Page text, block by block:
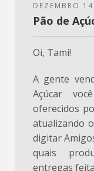
DEZEMBRO
Pão de
Oi, Tami!
A gente
Açúcar
oferecidos
atualizando
digitar
quais
entregas